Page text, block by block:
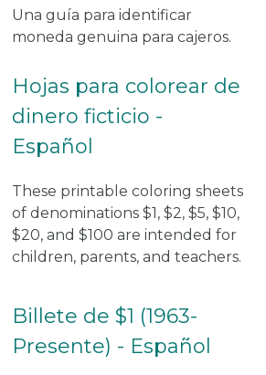
Una guía para identificar
moneda genuina para cajeros.
Hojas para colorear de
dinero ficticio -
Español
These printable coloring sheets
of denominations $1, $2, $5, $10,
$20, and $100 are intended for
children, parents, and teachers.
Billete de $1 (1963-
Presente) - Español